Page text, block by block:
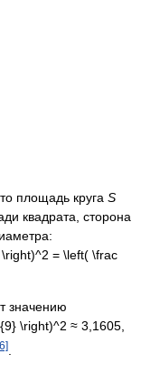
площадь круга S
квадрата, сторона
значению
≈ 3,1605,